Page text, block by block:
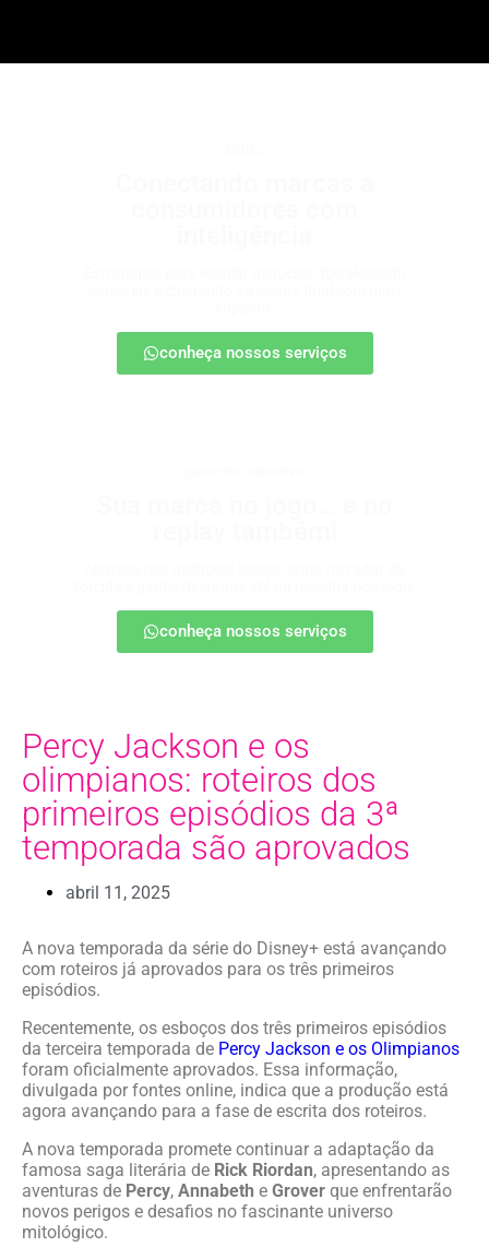
conheça nossos serviços
conheça nossos serviços
Percy Jackson e os
olimpianos: roteiros dos
primeiros episódios da 3ª
temporada são aprovados
abril 11, 2025
A nova temporada da série do Disney+ está avançando
com roteiros já aprovados para os três primeiros
episódios.
Recentemente, os esboços dos três primeiros episódios
da terceira temporada de Percy Jackson e os Olimpianos
foram oficialmente aprovados. Essa informação,
divulgada por fontes online, indica que a produção está
agora avançando para a fase de escrita dos roteiros.
A nova temporada promete continuar a adaptação da
famosa saga literária de Rick Riordan, apresentando as
aventuras de Percy, Annabeth e Grover que enfrentarão
novos perigos e desafios no fascinante universo
mitológico.